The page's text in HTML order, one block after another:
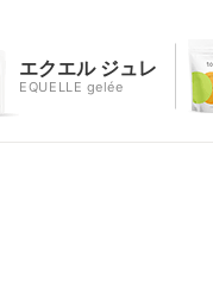
エクエル ジュレ
EQUELLE gelée